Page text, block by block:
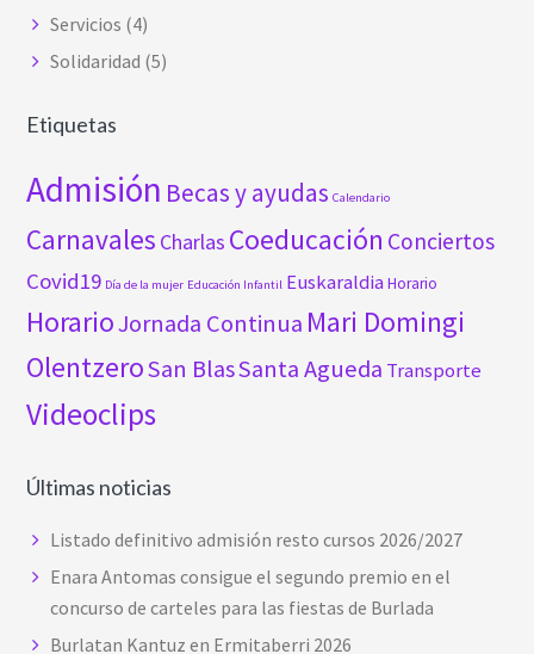
Servicios (4)
Solidaridad (5)
Etiquetas
Admisión Becas y ayudas Calendario
Carnavales Charlas Coeducación Conciertos
Covid19 Día de la mujer Educación Infantil Euskaraldia Horario
HorarioJornada Continua Mari Domingi
OlentzeroSan BlasSanta Agueda Transporte
Videoclips
Últimas noticias
Listado definitivo admisión resto cursos 2026/2027
Enara Antomas consigue el segundo premio en el
concurso de carteles para las fiestas de Burlada
Burlatan Kantuz en Ermitaberri 2026